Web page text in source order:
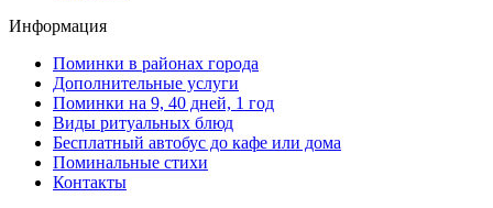
Информация
Поминки в районах города
Дополнительные услуги
Поминки на 9, 40 дней, 1 год
Виды ритуальных блюд
Бесплатный автобус до кафе или дома
Поминальные стихи
Контакты